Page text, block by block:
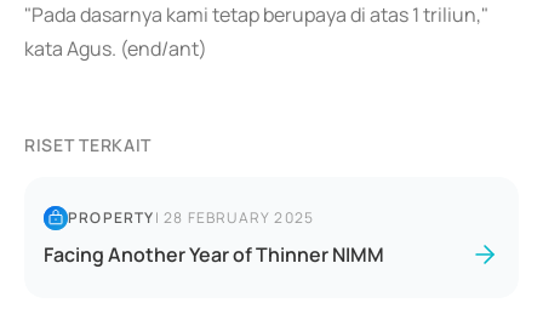
"Pada dasarnya kami tetap berupaya di atas 1 triliun,"
kata Agus. (end/ant)
RISET TERKAIT
PROPERTY|28 FEBRUARY 2025
Facing Another Year of Thinner NIMM